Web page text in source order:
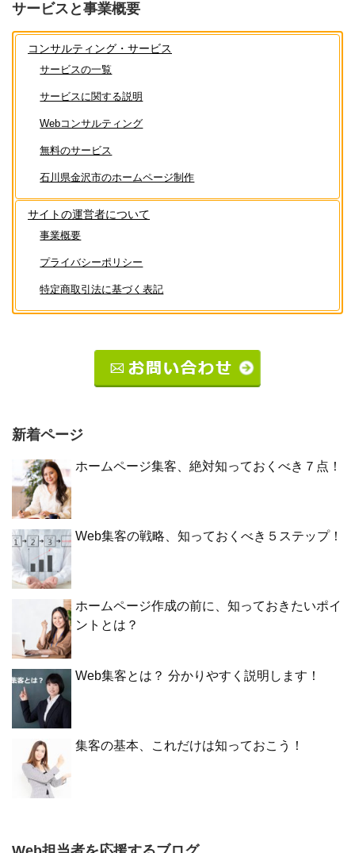
サービスと事業概要
コンサルティング・サービス
サービスの一覧
サービスに関する説明
Webコンサルティング
無料のサービス
石川県金沢市のホームページ制作
サイトの運営者について
事業概要
プライバシーポリシー
特定商取引法に基づく表記
新着ページ
ホームページ集客、絶対知っておくべき７点！
Web集客の戦略、知っておくべき５ステップ！
ホームページ作成の前に、知っておきたいポイ
ントとは？
Web集客とは？ 分かりやすく説明します！
集客の基本、これだけは知っておこう！